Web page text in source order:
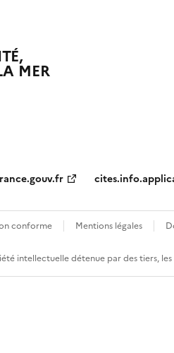
MER
conforme Mentions légales
intellectuelle détenue par des tiers,